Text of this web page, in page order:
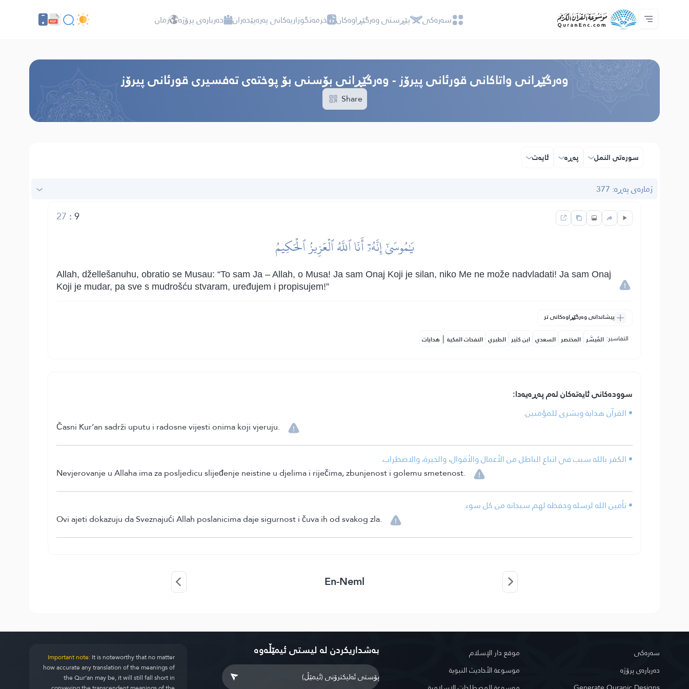
سه‌ره‌كی
پێڕستی وه‌رگێڕاوه‌كان
Audio
خزمەتگوزاریەکانی پەرەپێدەران - API
دەربارەی پرۆژە
په‌یوه‌ندیمان پێوه‌ بكه‌
زمان سه‌ره‌كی پێڕستی وه‌رگێڕاوه‌كان خزمەتگوزاریەکانی پەرەپێدەران دەربارەی پرۆژە زمان
وه‌رگێڕانی واتاکانی قورئانی پیرۆز - وەرگێڕانی بۆسنی بۆ پوختەی تەفسیری قورئانی پیرۆز
Share
سوره‌تی النمل پەڕە ئایه‌ت
ژمارەی پەڕە: 377
9
:
27
يَٰمُوسَىٰٓ إِنَّهُۥٓ أَنَا ٱللَّهُ ٱلۡعَزِيزُ ٱلۡحَكِيمُ
Allah, džellešanuhu, obratio se Musau: “To sam Ja – Allah, o Musa! Ja sam Onaj Koji je silan, niko Me ne može nadvladati! Ja sam Onaj
Koji je mudar, pa sve s mudrošću stvaram, uređujem i propisujem!”
پیشاندانی وەرگێڕاوەکانی تر
التفاسير: المُيسَّر المختصر السعدي ابن كثير الطبري النفحات المكية | هدايات
سوودەکانی ئایەتەکان لەم پەڕەیەدا:
• القرآن هداية وبشرى للمؤمنين.
Časni Kur’an sadrži uputu i radosne vijesti onima koji vjeruju.
• الكفر بالله سبب في اتباع الباطل من الأعمال والأقوال، والحيرة، والاضطراب.
Nevjerovanje u Allaha ima za posljedicu slijeđenje neistine u djelima i riječima, zbunjenost i golemu smetenost.
• تأمين الله لرسله وحفظه لهم سبحانه من كل سوء.
Ovi ajeti dokazuju da Sveznajući Allah poslanicima daje sigurnost i čuva ih od svakog zla.
En-Neml
سه‌ره‌كی
دەربارەی پرۆژە
موقع دار الإسلام
موسوعة الأحاديث النبوية
بەشداریکردن لە لیستی ئیمێڵەوە Important note:It is noteworthy that no matter
how accurate any translation of the meanings of
the Qur’an may be, it will still fall short in